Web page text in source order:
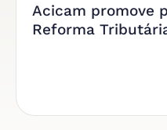
Acicam promove
Reforma